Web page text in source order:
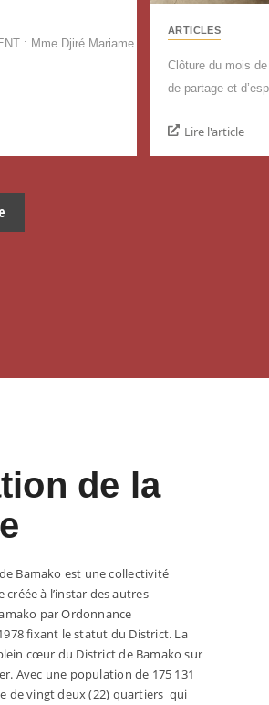
: Mme Djiré Mariame
ARTICLES
Clôture du mois
de partage et
Lire l'article
de la
Bamako est une collectivité
à l’instar des autres
par Ordonnance
fixant le statut du District. La
cœur du District de Bamako sur
Avec une population de 175 131
de vingt deux (22) quartiers qui